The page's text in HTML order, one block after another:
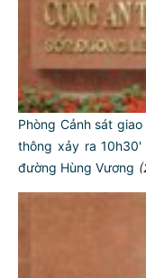
Phòng Cảnh sát
thông xảy ra
đường Hùng Vương